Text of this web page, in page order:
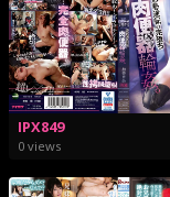
IPX849
0 views